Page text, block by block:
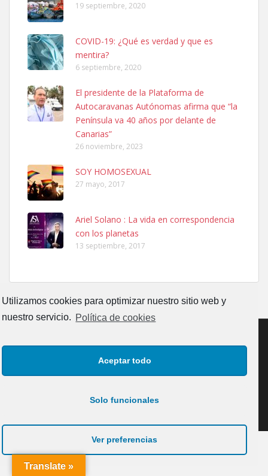
Utilizamos cookies para optimizar nuestro sitio web y
nuestro servicio. Política de cookies
Aceptar todo
Solo funcionales
Ver preferencias
Ninfa perdida
El día 5 se los perdió una ninfa papillera, asustada tiene miedo a la
calle, se perdió por la zon...
Leales.org » Gran Canaria
6.7.2025
Adopcion
Busco casa de acogida para mi perrita ya que por temas de trabajo
no la puedo tener. Solo gente r...
Gata joven encontrada
Gata joven encontrada en zona calle San Bernardo de Las Palmas
Leales.org » Gran Canaria | 4.7.2025
19 septiembre, 2020
COVID-19: ¿Qué es verdad y que es
mentira?
6 septiembre, 2020
El presidente de la Plataforma de
Autocaravanas Autónomas afirma que “la
Península va 40 años por delante de
Canarias”
26 noviembre, 2023
SOY HOMOSEXUAL
27 mayo, 2017
Ariel Solano : La vida en correspondencia
con los planetas
13 septiembre, 2017
Translate »